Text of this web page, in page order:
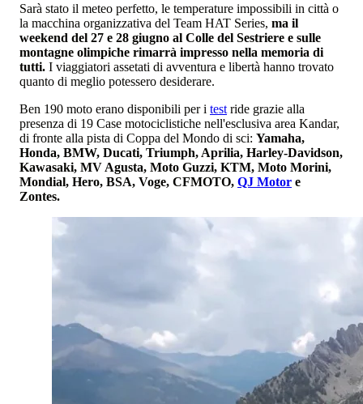
Sarà stato il meteo perfetto, le temperature impossibili in città o
la macchina organizzativa del Team HAT Series, ma il
weekend del 27 e 28 giugno al Colle del Sestriere e sulle
montagne olimpiche rimarrà impresso nella memoria di
tutti. I viaggiatori assetati di avventura e libertà hanno trovato
quanto di meglio potessero desiderare.
Ben 190 moto erano disponibili per i test ride grazie alla
presenza di 19 Case motociclistiche nell'esclusiva area Kandar,
di fronte alla pista di Coppa del Mondo di sci: Yamaha,
Honda, BMW, Ducati, Triumph, Aprilia, Harley-Davidson,
Kawasaki, MV Agusta, Moto Guzzi, KTM, Moto Morini,
Mondial, Hero, BSA, Voge, CFMOTO, QJ Motor e
Zontes.